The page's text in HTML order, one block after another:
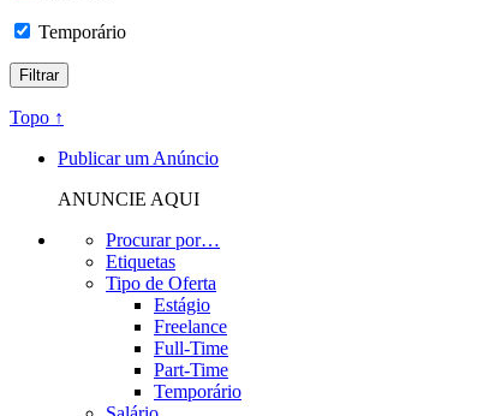
Temporário
Topo ↑
Publicar um Anúncio
ANUNCIE AQUI
Procurar por…
Etiquetas
Tipo de Oferta
Estágio
Freelance
Full-Time
Part-Time
Temporário